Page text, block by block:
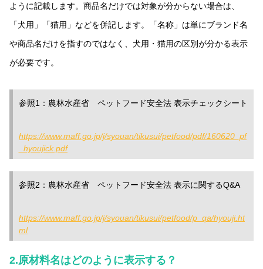
ように記載します。商品名だけでは対象が分からない場合は、
「犬用」「猫用」などを併記します。「名称」は単にブランド名
や商品名だけを指すのではなく、犬用・猫用の区別が分かる表示
が必要です。
参照1：農林水産省 ペットフード安全法 表示チェックシート
https://www.maff.go.jp/j/syouan/tikusui/petfood/pdf/160620_pf
_hyoujick.pdf
参照2：農林水産省 ペットフード安全法 表示に関するQ&A
https://www.maff.go.jp/j/syouan/tikusui/petfood/p_qa/hyouji.ht
ml
2.原材料名はどのように表示する？